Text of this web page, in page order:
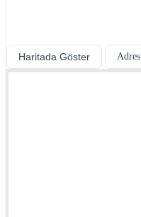
Haritada Göster Adres